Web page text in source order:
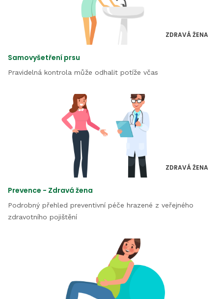
ZDRAVÁ ŽENA
Samovyšetření prsu
Pravidelná kontrola může odhalit potíže včas
ZDRAVÁ ŽENA
Prevence - Zdravá žena
Podrobný přehled preventivní péče hrazené z veřejného
zdravotního pojištění